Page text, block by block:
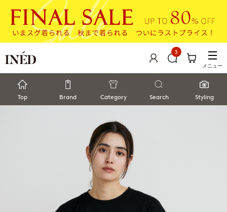
3
メニュー
Top Brand Category Search Styling